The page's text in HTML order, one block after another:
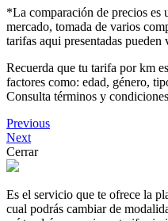
*La comparación de precios es
mercado, tomada de varios
tarifas aqui presentadas pueden
Recuerda que tu tarifa por km
factores como: edad, género,
Consulta términos y
Previous
Next
Cerrar
Es el servicio que te ofrece la
cual podrás cambiar de